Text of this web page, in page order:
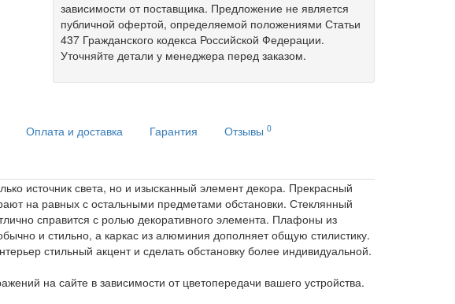
зависимости от поставщика. Предложение не является
публичной офертой, определяемой положениями Статьи
437 Гражданского кодекса Российской Федерации.
Уточняйте детали у менеджера перед заказом.
Оплата и доставка Гарантия Отзывы 0
источник света, но и изысканный элемент декора. Прекрасный
на равных с остальными предметами обстановки. Стеклянный
справится с ролью декоративного элемента. Плафоны из
и стильно, а каркас из алюминия дополняет общую стилистику.
стильный акцент и сделать обстановку более индивидуальной.
на сайте в зависимости от цветопередачи вашего устройства.